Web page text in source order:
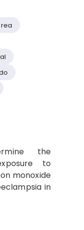
the
to
monoxide
in